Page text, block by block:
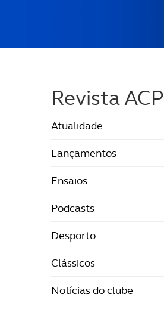
Revista ACP
Atualidade
Lançamentos
Ensaios
Podcasts
Desporto
Clássicos
Notícias do clube